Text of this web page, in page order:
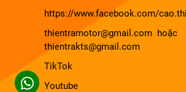
https://www.facebook.com/
thientramotor@gmail.com hoặc
thientrakts@gmail.com
TikTok
Youtube